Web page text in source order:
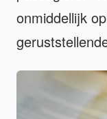
onmiddellijk